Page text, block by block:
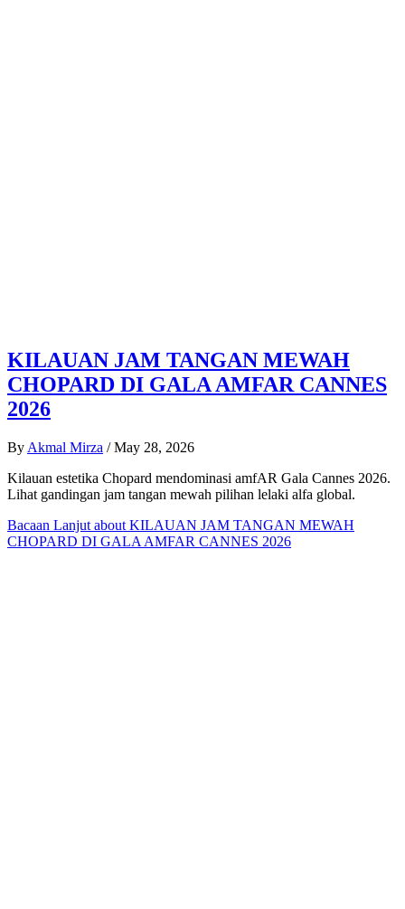
KILAUAN JAM TANGAN MEWAH
CHOPARD DI GALA AMFAR CANNES
2026
By Akmal Mirza / May 28, 2026
Kilauan estetika Chopard mendominasi amfAR Gala Cannes 2026.
Lihat gandingan jam tangan mewah pilihan lelaki alfa global.
Bacaan Lanjut about KILAUAN JAM TANGAN MEWAH
CHOPARD DI GALA AMFAR CANNES 2026